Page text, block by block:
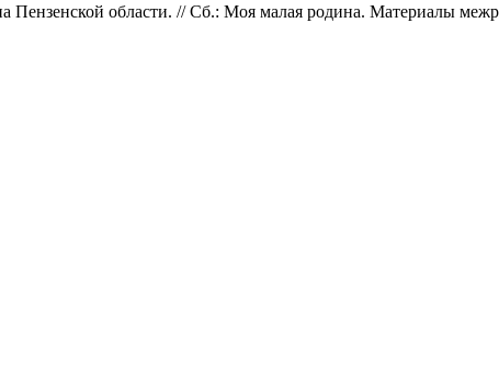
Пензенской области. // Сб.: Моя малая родина. Материалы